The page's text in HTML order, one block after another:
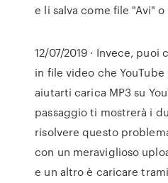
e li salva come file "Avi"
12/07/2019 · Invece,
in file video che
aiutarti carica MP3 su
passaggio ti mostrerà i
risolvere questo
con un meraviglioso
e un altro è caricare